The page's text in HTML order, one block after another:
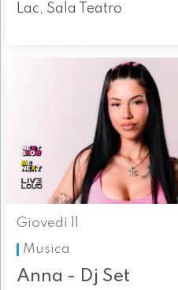
Lac, Sala Teatro
Giovedì 11
Musica
Anna - Dj Set